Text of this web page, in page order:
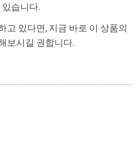
습니다.
고 있다면, 지금 바로 이 상품의
보시길 권합니다.